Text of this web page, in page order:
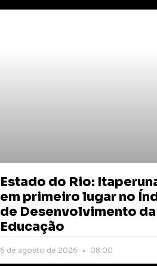
Estado do Rio:
em primeiro lugar no
de Desenvolvimento da
Educação
6 de agosto de 2026 08:00